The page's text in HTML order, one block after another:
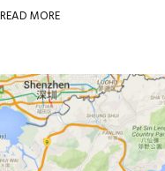
READ MORE